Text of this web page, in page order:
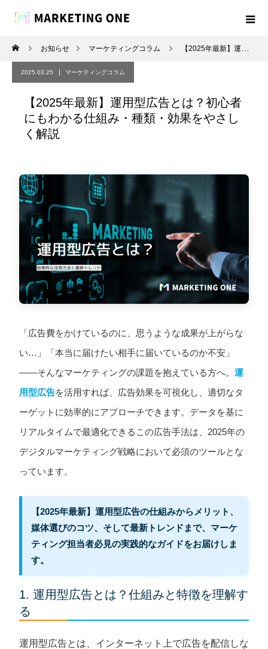
お知らせ マーケティングコラム 【2025年最新】運用型広告とは？初心者にもわかる仕組み・種類・効果をやさしく解説
2025.03.25 マーケティングコラム
【2025年最新】運用型広告とは？初心者
にもわかる仕組み・種類・効果をやさし
く解説
「広告費をかけているのに、思うような成果が上がらな
い…」「本当に届けたい相手に届いているのか不安」
——そんなマーケティングの課題を抱えている方へ。 運
用型広告を活用すれば、広告効果を可視化し、適切なタ
ーゲットに効率的にアプローチできます。データを基に
リアルタイムで最適化できるこの広告手法は、2025年の
デジタルマーケティング戦略において必須のツールとな
っています。
【2025年最新】運用型広告の仕組みからメリット、
媒体選びのコツ、そして最新トレンドまで、マーケ
ティング担当者必見の実践的なガイドをお届けしま
す。
1. 運用型広告とは？仕組みと特徴を理解す
る
運用型広告とは、インターネット上で広告を配信しな